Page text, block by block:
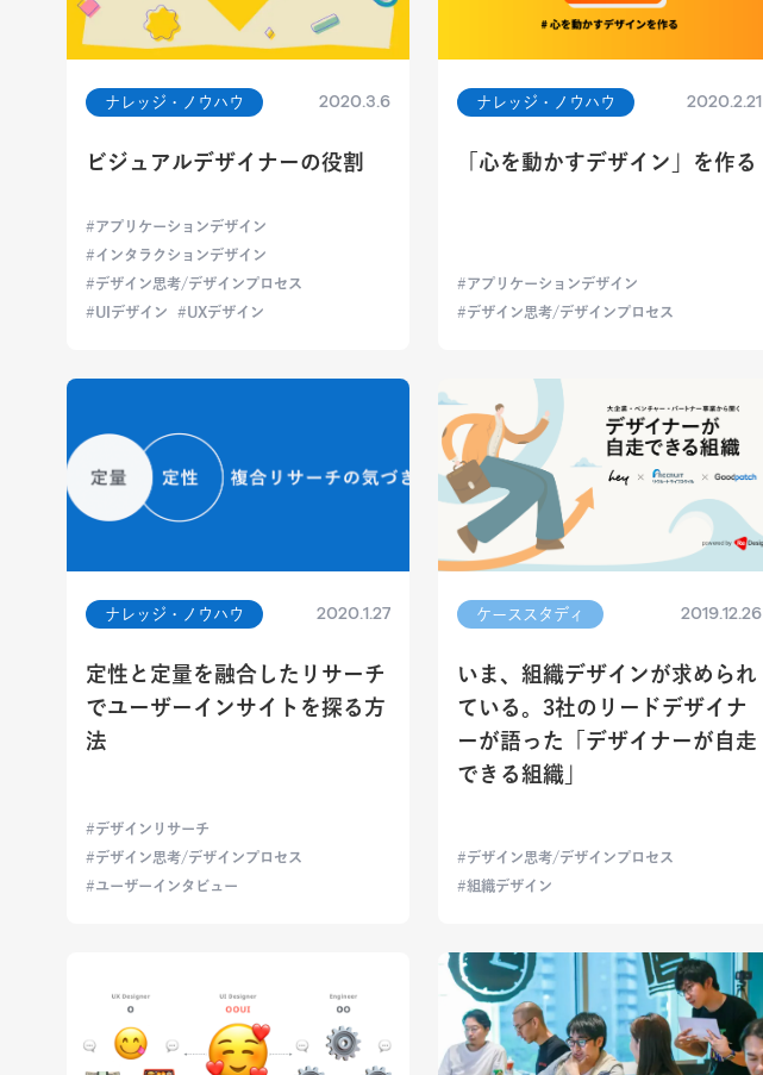
ナレッジ・ノウハウ 2020.3.6
ビジュアルデザイナーの役割
アプリケーションデザイン
インタラクションデザイン
デザイン思考/デザインプロセス
UIデザイン
UXデザイン
ナレッジ・ノウハウ 2020.2.21
「心を動かすデザイン」を作る
アプリケーションデザイン
デザイン思考/デザインプロセス
ナレッジ・ノウハウ 2020.1.27
定性と定量を融合したリサーチ
でユーザーインサイトを探る方
法
デザインリサーチ
デザイン思考/デザインプロセス
ユーザーインタビュー
ケーススタディ 2019.12.26
いま、組織デザインが求められ
ている。3社のリードデザイナ
ーが語った「デザイナーが自走
できる組織」
デザイン思考/デザインプロセス
組織デザイン